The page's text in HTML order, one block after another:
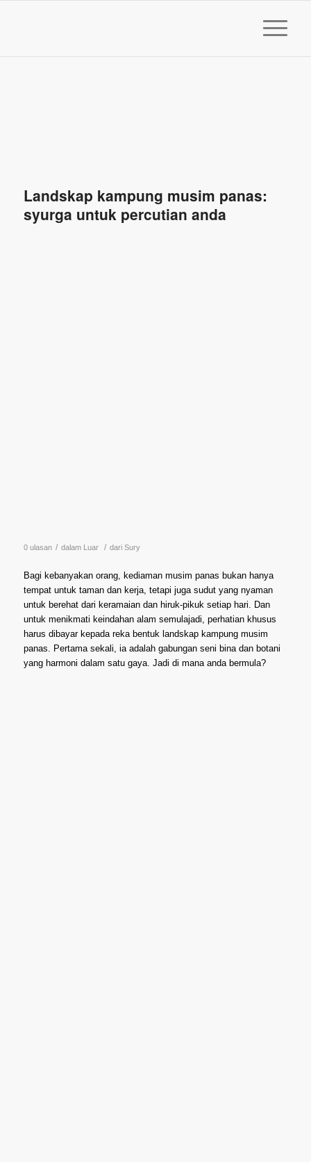
Landskap kampung musim panas:
syurga untuk percutian anda
0 ulasan / dalam Luar / dari Sury
Bagi kebanyakan orang, kediaman musim panas bukan hanya
tempat untuk taman dan kerja, tetapi juga sudut yang nyaman
untuk berehat dari keramaian dan hiruk-pikuk setiap hari. Dan
untuk menikmati keindahan alam semulajadi, perhatian khusus
harus dibayar kepada reka bentuk landskap kampung musim
panas. Pertama sekali, ia adalah gabungan seni bina dan botani
yang harmoni dalam satu gaya. Jadi di mana anda bermula?